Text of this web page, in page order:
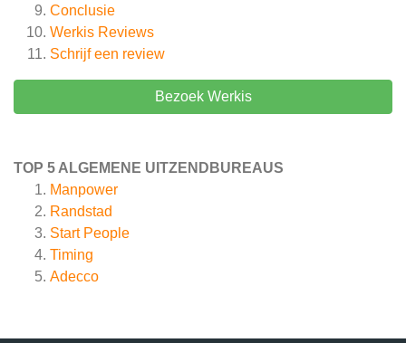
Conclusie
Werkis Reviews
Schrijf een review
Bezoek Werkis
TOP 5 ALGEMENE UITZENDBUREAUS
Manpower
Randstad
Start People
Timing
Adecco